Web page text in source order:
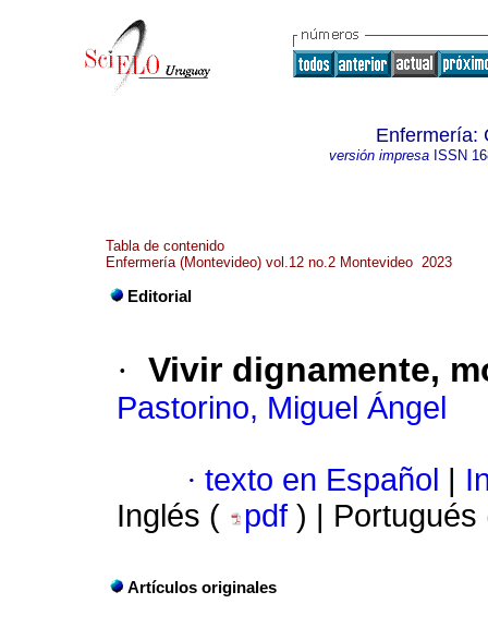
Enfermería:
versión impresaISSN
Tabla de contenido
Enfermería (Montevideo) vol.12 no.2 Montevideo 2023
Editorial
· Vivir dignamente,
Pastorino, Miguel Ángel
· texto en Español
Inglés (
pdf ) |
Artículos originales